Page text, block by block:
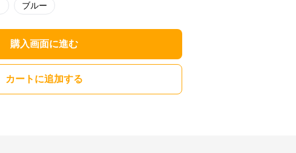
ブルー
購入画面に進む
カートに追加する